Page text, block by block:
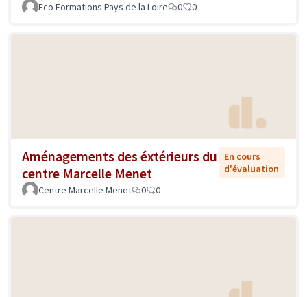
Eco Formations Pays de la Loire 0 0
Aménagements des éxtérieurs du
centre Marcelle Menet
En cours
d'évaluation
Centre Marcelle Menet
0 0